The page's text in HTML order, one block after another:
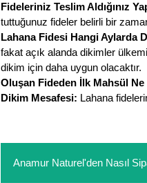
Fideleriniz Teslim Aldığınız
tuttuğunuz fideler belirli bir
Lahana Fidesi Hangi Aylarda
fakat açık alanda dikimler
dikim için daha uygun olacaktır.
Oluşan Fideden İlk Mahsül Ne
Dikim Mesafesi: Lahana
Anamur Naturel'den Nasıl